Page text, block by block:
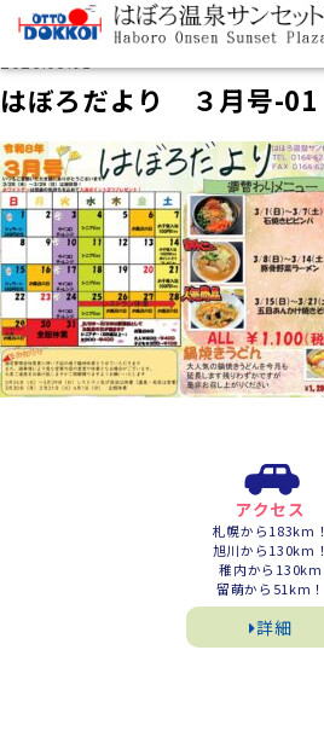
はぼろだより ３月号-01
アクセス
札幌から183km！
旭川から130km！
稚内から130km
留萌から51km！
詳細